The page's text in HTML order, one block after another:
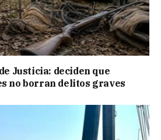
Justicia: deciden que
no borran delitos graves